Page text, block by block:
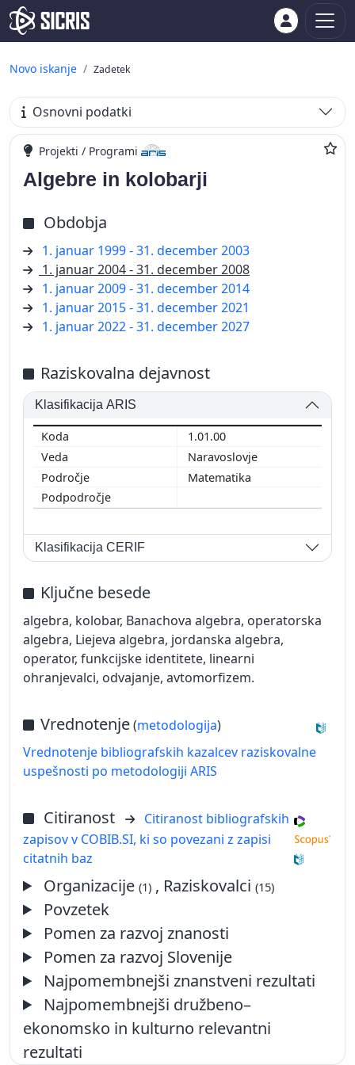
Novo iskanje Zadetek
Osnovni podatki
Projekti / Programi
Algebre in kolobarji
Obdobja
1. januar 1999 - 31. december 2003
1. januar 2004 - 31. december 2008
1. januar 2009 - 31. december 2014
1. januar 2015 - 31. december 2021
1. januar 2022 - 31. december 2027
Raziskovalna dejavnost
Klasifikacija ARIS
1.01.00
Naravoslovje
Matematika
Klasifikacija CERIF
Ključne besede
algebra, kolobar, Banachova algebra, operatorska
algebra, Liejeva algebra, jordanska algebra,
operator, funkcijske identitete, linearni
ohranjevalci, odvajanje, avtomorfizem.
Vrednotenje(metodologija)
Vrednotenje bibliografskih kazalcev raziskovalne
uspešnosti po metodologiji ARIS
Citiranost
Citiranost bibliografskih
zapisov v COBIB.SI, ki so povezani z zapisi
citatnih baz
Organizacije(1) , Raziskovalci(15)
Povzetek
Pomen za razvoj znanosti
Pomen za razvoj Slovenije
Najpomembnejši znanstveni rezultati
Najpomembnejši družbeno–
ekonomsko in kulturno relevantni
rezultati